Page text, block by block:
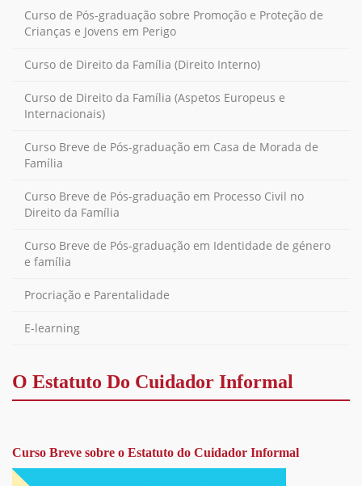
Curso de Pós-graduação sobre Promoção e Proteção de
Crianças e Jovens em Perigo
Curso de Direito da Família (Direito Interno)
Curso de Direito da Família (Aspetos Europeus e
Internacionais)
Curso Breve de Pós-graduação em Casa de Morada de
Família
Curso Breve de Pós-graduação em Processo Civil no
Direito da Família
Curso Breve de Pós-graduação em Identidade de género
e família
Procriação e Parentalidade
E-learning
O Estatuto Do Cuidador Informal
Curso Breve sobre o Estatuto do Cuidador Informal